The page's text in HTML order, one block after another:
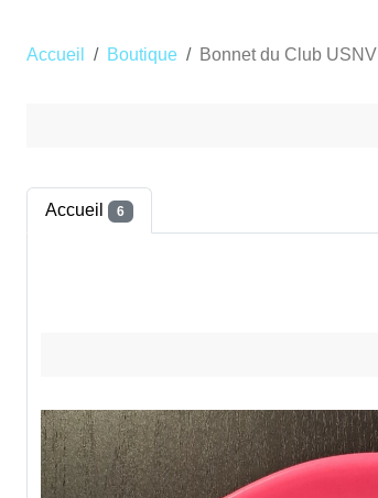
Accueil Boutique Bonnet du Club USNV
Accueil 6